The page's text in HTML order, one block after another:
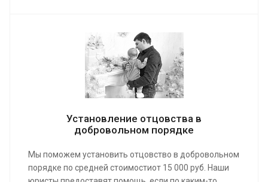
кодексе, сможет через суд установить родственную
связь и взыскать выплаты на ребенка, защитив
законные интересы доверителя.
Установление отцовства в
добровольном порядке
Мы поможем установить отцовство в добровольном
порядке по средней стоимостиот 15 000 руб. Наши